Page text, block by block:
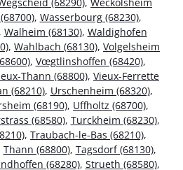
, Wasserbourg (68230),
Walheim (68130), Waldighofen
, Wahlbach (68130), Volgelsheim
, Vœgtlinshoffen (68420),
Thann (68800), Vieux-Ferrette
(68210), Urschenheim (68320),
(68190), Uffholtz (68700),
(68580), Turckheim (68230),
, Traubach-le-Bas (68210),
Thann (68800), Tagsdorf (68130),
(68280), Strueth (68580),